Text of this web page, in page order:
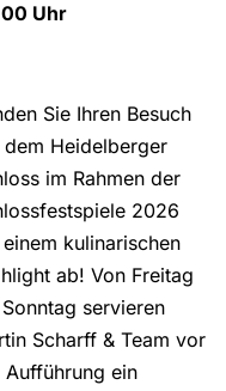
Uhr
Sie Ihren Besuch
Heidelberger
im Rahmen der
2026
kulinarischen
ab! Von Freitag
servieren
Scharff & Team vor
Aufführung ein